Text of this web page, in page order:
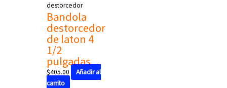
destorcedor
Bandola
destorcedor
de laton 4
1/2
pulgadas
$405.00
Añadir al
carrito